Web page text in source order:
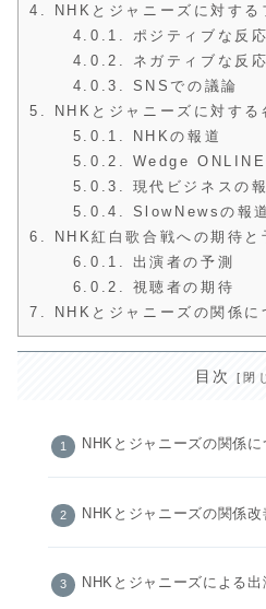
4.
NHKとジャニーズに対する
4.0.1.
ポジティブな反応
4.0.2.
ネガティブな反応
4.0.3.
SNSでの議論
5.
NHKとジャニーズに対する
5.0.1.
NHKの報道
5.0.2.
Wedge ONLINE
5.0.3.
現代ビジネスの
5.0.4.
SlowNewsの報道
6.
NHK紅白歌合戦への期待と
6.0.1.
出演者の予測
6.0.2.
視聴者の期待
7.
NHKとジャニーズの関係に
目次
NHKとジャニーズの関係に
NHKとジャニーズの関係改
NHKとジャニーズによる